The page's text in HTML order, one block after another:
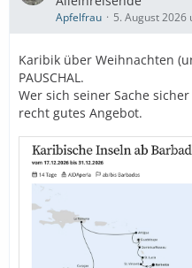
Apfelfrau 5. August 2026
Karibik über Weihnachten
PAUSCHAL.
Wer sich seiner Sache
recht gutes Angebot.